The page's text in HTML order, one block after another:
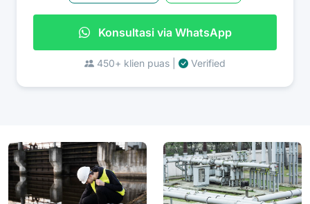
Konsultasi via WhatsApp
450+ klien puas | Verified